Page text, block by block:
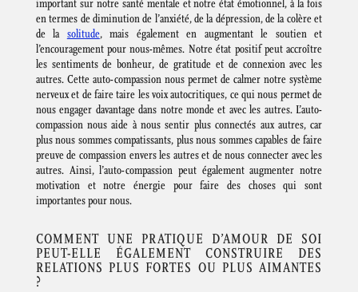
important sur notre santé mentale et notre état émotionnel, à la fois
en termes de diminution de l’anxiété, de la dépression, de la colère et
de la solitude, mais également en augmentant le soutien et
l’encouragement pour nous-mêmes. Notre état positif peut accroître
les sentiments de bonheur, de gratitude et de connexion avec les
autres. Cette auto-compassion nous permet de calmer notre système
nerveux et de faire taire les voix autocritiques, ce qui nous permet de
nous engager davantage dans notre monde et avec les autres. L’auto-
compassion nous aide à nous sentir plus connectés aux autres, car
plus nous sommes compatissants, plus nous sommes capables de faire
preuve de compassion envers les autres et de nous connecter avec les
autres. Ainsi, l’auto-compassion peut également augmenter notre
motivation et notre énergie pour faire des choses qui sont
importantes pour nous.
COMMENT UNE PRATIQUE D’AMOUR DE SOI
PEUT-ELLE ÉGALEMENT CONSTRUIRE DES
RELATIONS PLUS FORTES OU PLUS AIMANTES
?